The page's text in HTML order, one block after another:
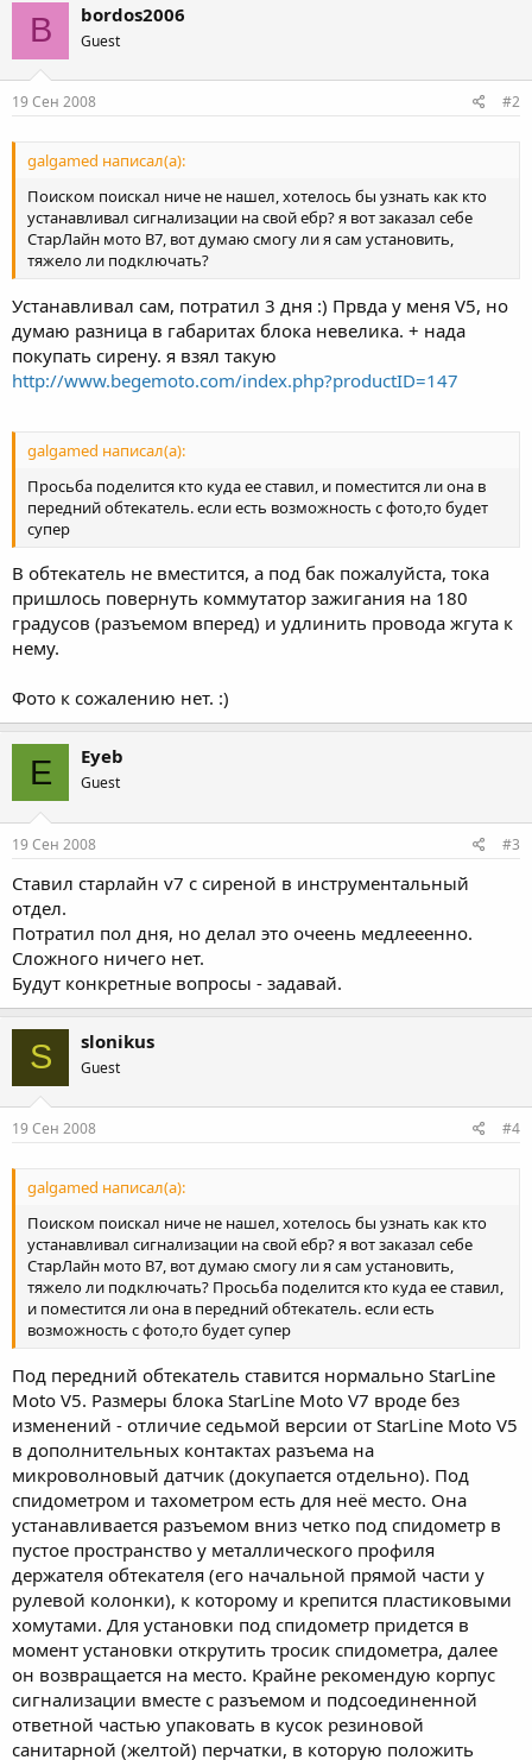
B bordos2006
Guest
19 Сен 2008 #2
galgamed написал(а):
Поиском поискал ниче не нашел, хотелось бы узнать как кто
устанавливал сигнализации на свой ебр? я вот заказал себе
СтарЛайн мото В7, вот думаю смогу ли я сам установить,
тяжело ли подключать?
Устанавливал сам, потратил 3 дня :) Првда у меня V5, но
думаю разница в габаритах блока невелика. + нада
покупать сирену. я взял такую
http://www.begemoto.com/index.php?productID=147
galgamed написал(а):
Просьба поделится кто куда ее ставил, и поместится ли она в
передний обтекатель. если есть возможность с фото,то будет
супер
В обтекатель не вместится, а под бак пожалуйста, тока
пришлось повернуть коммутатор зажигания на 180
градусов (разъемом вперед) и удлинить провода жгута к
нему.
Фото к сожалению нет. :)
E Eyeb
Guest
19 Сен 2008 #3
Ставил старлайн v7 с сиреной в инструментальный
отдел.
Потратил пол дня, но делал это очеень медлееенно.
Сложного ничего нет.
Будут конкретные вопросы - задавай.
S slonikus
Guest
19 Сен 2008 #4
galgamed написал(а):
Поиском поискал ниче не нашел, хотелось бы узнать как кто
устанавливал сигнализации на свой ебр? я вот заказал себе
СтарЛайн мото В7, вот думаю смогу ли я сам установить,
тяжело ли подключать? Просьба поделится кто куда ее ставил,
и поместится ли она в передний обтекатель. если есть
возможность с фото,то будет супер
Под передний обтекатель ставится нормально StarLine
Moto V5. Размеры блока StarLine Moto V7 вроде без
изменений - отличие седьмой версии от StarLine Moto V5
в дополнительных контактах разъема на
микроволновый датчик (докупается отдельно). Под
спидометром и тахометром есть для неё место. Она
устанавливается разъемом вниз четко под спидометр в
пустое пространство у металлического профиля
держателя обтекателя (его начальной прямой части у
рулевой колонки), к которому и крепится пластиковыми
хомутами. Для установки под спидометр придется в
момент установки открутить тросик спидометра, далее
он возвращается на место. Крайне рекомендую корпус
сигнализации вместе с разъемом и подсоединенной
ответной частью упаковать в кусок резиновой
санитарной (желтой) перчатки, в которую положить